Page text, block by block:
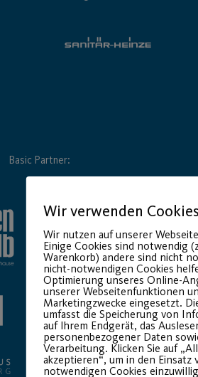
Basic Partner:
Wir verwenden
Wir nutzen auf unserer
Einige Cookies sind notwendig
Warenkorb) andere sind nicht
nicht-notwendigen Cookies
Optimierung unseres Online-
unserer Webseitenfunktionen
Marketingzwecke eingesetzt.
umfasst die Speicherung von
auf Ihrem Endgerät, das
personenbezogener Daten
Verarbeitung. Klicken Sie auf
akzeptieren“, um in den Einsatz
notwendigen Cookies